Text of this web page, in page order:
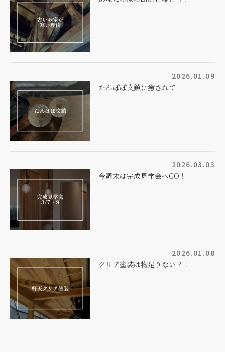
2026.01.09
たんぽぽ文鎮に癒されて
2026.03.03
今週末は完成見学会へGO！
2026.01.08
クリア塗装は物足りない？！